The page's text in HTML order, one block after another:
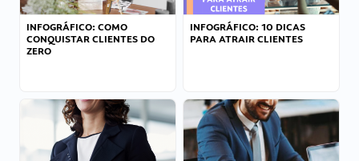
INFOGRÁFICO: COMO
CONQUISTAR CLIENTES DO
ZERO
INFOGRÁFICO: 10 DICAS
PARA ATRAIR CLIENTES